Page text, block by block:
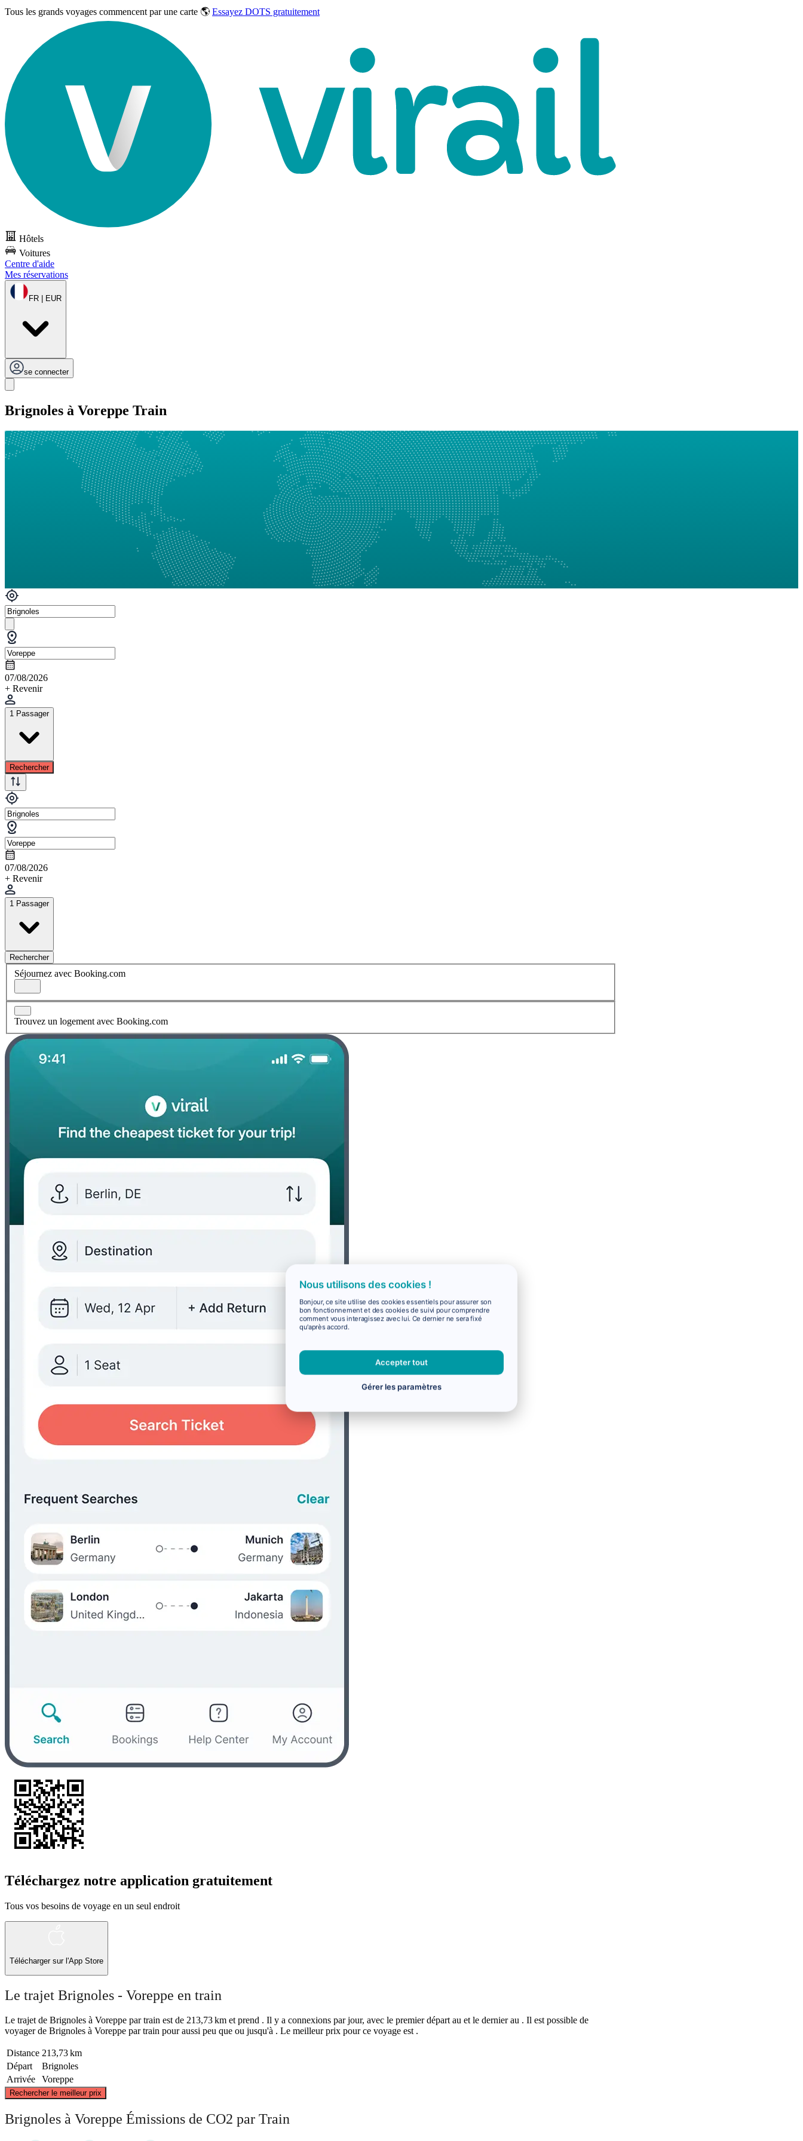
Tous les grands voyages commencent par une carte 🌎 Essayez DOTS gratuitement
Hôtels
Voitures
Centre d'aide
Mes réservations
FR | EUR
se connecter
Brignoles à Voreppe Train
07/08/2026
+ Revenir
1 Passager
Rechercher
07/08/2026
+ Revenir
1 Passager
Rechercher
Séjournez avec Booking.com
Trouvez un logement avec Booking.com
Téléchargez notre application gratuitement
Tous vos besoins de voyage en un seul endroit
Télécharger sur l'App Store
Le trajet Brignoles - Voreppe en train
Le trajet de Brignoles à Voreppe par train est de 213,73 km et prend . Il y a connexions par jour, avec le premier départ au et le dernier au . Il est possible de
voyager de Brignoles à Voreppe par train pour aussi peu que ou jusqu'à . Le meilleur prix pour ce voyage est .
Distance 213,73 km
Départ
Brignoles
Arrivée
Voreppe
Rechercher le meilleur prix
Brignoles à Voreppe Émissions de CO2 par Train
Nous utilisons des cookies !
Bonjour, ce site utilise des cookies essentiels pour assurer son
bon fonctionnement et des cookies de suivi pour comprendre
comment vous interagissez avec lui. Ce dernier ne sera fixé
qu'après accord.
Accepter tout
Gérer les paramètres